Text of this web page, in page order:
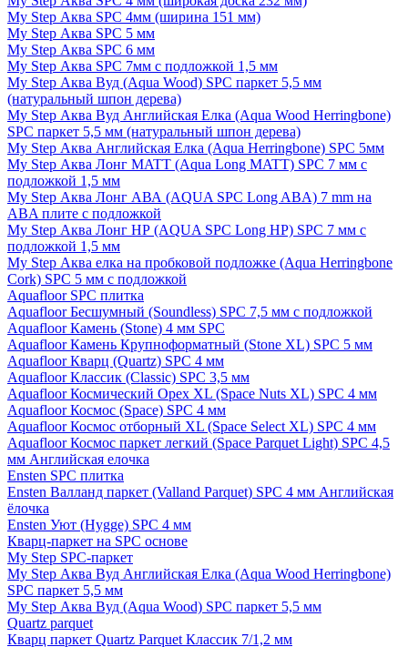
My Step Аква SPC 4мм (ширина 151 мм)
My Step Аква SPC 5 мм
My Step Аква SPC 6 мм
My Step Аква SPC 7мм c подложкой 1,5 мм
My Step Аква Вуд (Aqua Wood) SPC паркет 5,5 мм
(натуральный шпон дерева)
My Step Аква Вуд Английская Елка (Aqua Wood Herringbone)
SPC паркет 5,5 мм (натуральный шпон дерева)
My Step Аква Английская Елка (Aqua Herringbone) SPC 5мм
My Step Аква Лонг MATT (Aqua Long MATT) SPC 7 мм с
подложкой 1,5 мм
My Step Аква Лонг АВА (AQUA SPC Long ABA) 7 mm на
ABA плите с подложкой
My Step Аква Лонг НР (AQUA SPC Long HP) SPC 7 мм с
подложкой 1,5 мм
My Step Аква елка на пробковой подложке (Aqua Herringbone
Cork) SPC 5 мм с подложкой
Aquafloor SPC плитка
Aquafloor Бесшумный (Soundless) SPC 7,5 мм с подложкой
Aquafloor Камень (Stone) 4 мм SPC
Aquafloor Камень Крупноформатный (Stone XL) SPC 5 мм
Aquafloor Кварц (Quartz) SPC 4 мм
Aquafloor Классик (Classic) SPC 3,5 мм
Aquafloor Космический Орех XL (Space Nuts XL) SPC 4 мм
Aquafloor Космос (Space) SPC 4 мм
Aquafloor Космос отборный XL (Space Select XL) SPC 4 мм
Aquafloor Космос паркет легкий (Space Parquet Light) SPC 4,5
мм Английская елочка
Ensten SPC плитка
Ensten Валланд паркет (Valland Parquet) SPC 4 мм Английская
ёлочка
Ensten Уют (Hygge) SPC 4 мм
Кварц-паркет на SPC основе
My Step SPC-паркет
My Step Аква Вуд Английская Елка (Aqua Wood Herringbone)
SPC паркет 5,5 мм
My Step Аква Вуд (Aqua Wood) SPC паркет 5,5 мм
Quartz parquet
Кварц паркет Quartz Parquet Классик 7/1,2 мм